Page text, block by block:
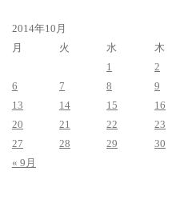
2014年10月
月
火 水 木
1
2
6
7 8 9
13
14 15 16
20
21 22 23
27
28 29 30
« 9月